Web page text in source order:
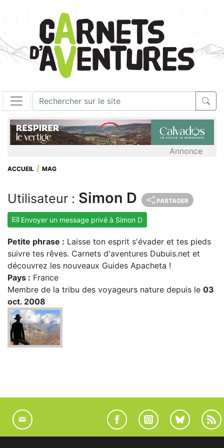
Annonce
ACCUEIL MAG
Utilisateur : Simon D PARTAGER
Envoyer un message privé à Simon D
Petite phrase : Laisse ton esprit s'évader et tes pieds
suivre tes rêves. Carnets d'aventures Dubuis.net et
découvrez les nouveaux Guides Apacheta !
Pays : France
Membre de la tribu des voyageurs nature depuis le 03
oct. 2008